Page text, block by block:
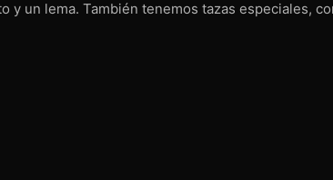
y un lema. También tenemos tazas especiales,